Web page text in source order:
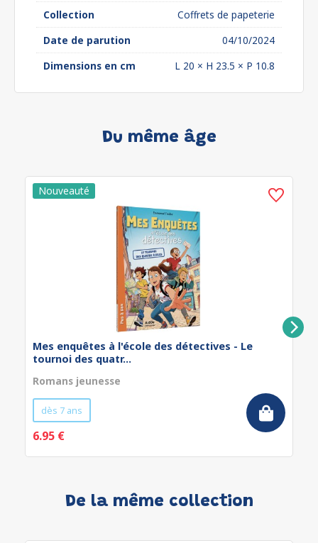
Collection
Coffrets de papeterie
Date de parution
04/10/2024
Dimensions en cm
L 20 × H 23.5 × P 10.8
Du même âge
Mes enquêtes à l'école des détectives - Le
tournoi des quatr...
Romans jeunesse
dès 7 ans
6.95 €
De la même collection